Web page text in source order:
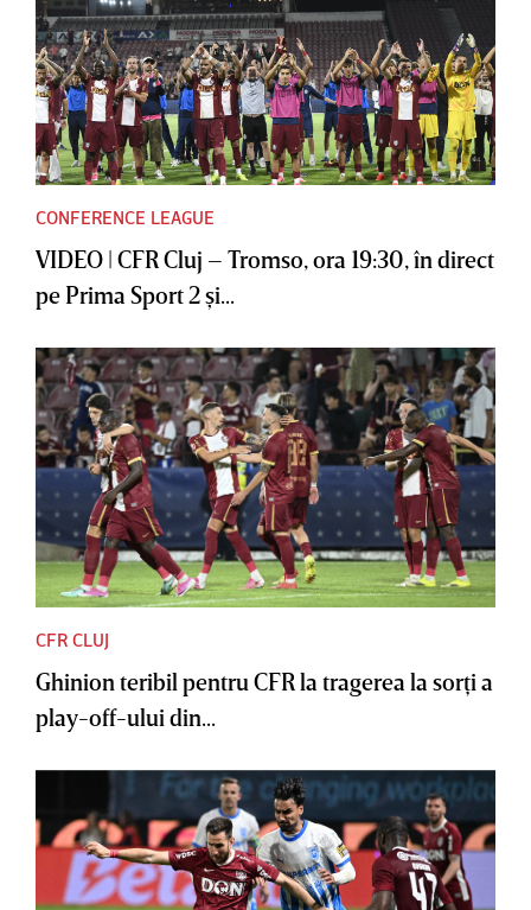
CONFERENCE LEAGUE
VIDEO | CFR Cluj – Tromso, ora 19:30, în direct
pe Prima Sport 2 şi...
CFR CLUJ
Ghinion teribil pentru CFR la tragerea la sorţi a
play-off-ului din...